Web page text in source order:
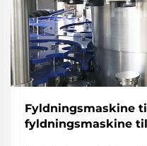
Fyldningsmaskine
fyldningsmaskine